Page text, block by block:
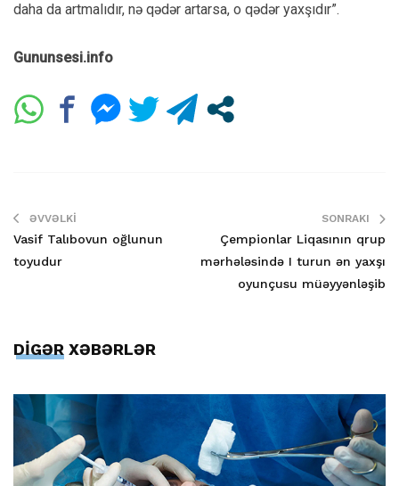
daha da artmalıdır, nə qədər artarsa, o qədər yaxşıdır”.
Gununsesi.info
ƏVVƏLKI
Vasif Talıbovun oğlunun
toyudur
SONRAKI
Çempionlar Liqasının qrup
mərhələsində I turun ən yaxşı
oyunçusu müəyyənləşib
DİGƏR XƏBƏRLƏR